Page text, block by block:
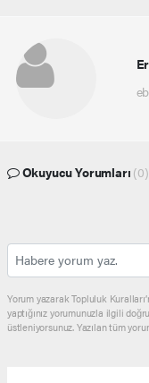
Okuyucu Yorumları (0)
Yorum yazarak Topluluk
yaptığınız yorumunuzla ilgili
üstleniyorsunuz. Yazılan tüm